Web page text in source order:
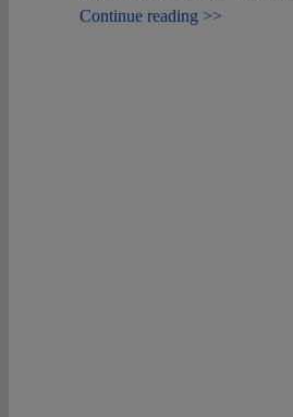
Continue reading >>